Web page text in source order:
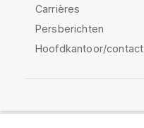
Carrières
Persberichten
Hoofdkantoor/contact